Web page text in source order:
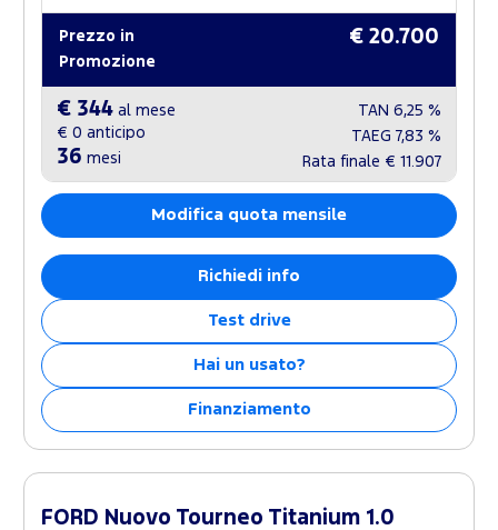
Prezzo in
Promozione
€ 20.700
€ 344 al mese
€ 0 anticipo
36 mesi
TAN 6,25 %
TAEG 7,83 %
Rata finale € 11.907
Modifica quota mensile
Richiedi info
Test drive
Hai un usato?
Finanziamento
FORD Nuovo Tourneo Titanium 1.0